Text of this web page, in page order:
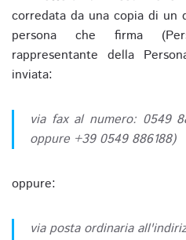
corredata da una copia di un
persona che firma
rappresentante della
inviata:
via fax al numero: 0549
oppure +39 0549 886188)
oppure:
via posta ordinaria